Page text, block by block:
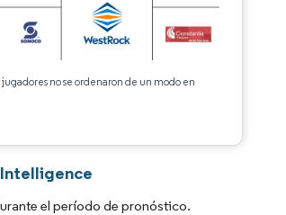
no se ordenaron de un modo en
el período de pronóstico.